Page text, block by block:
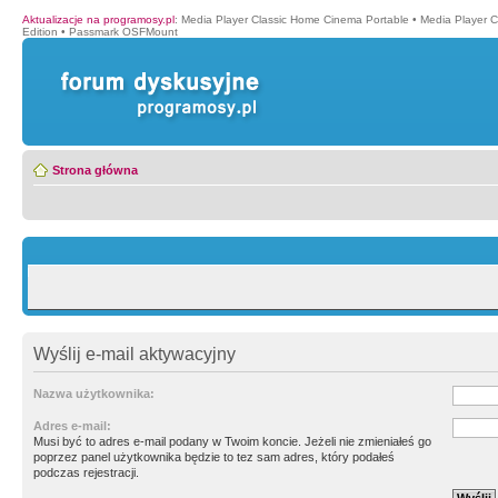
Aktualizacje na programosy.pl: Media Player Classic Home Cinema Portable • Media Player
Edition • Passmark OSFMount
Strona główna
Wyślij e-mail aktywacyjny
Nazwa użytkownika:
Adres e-mail:
Musi być to adres e-mail podany w Twoim koncie. Jeżeli nie zmieniałeś go
poprzez panel użytkownika będzie to tez sam adres, który podałeś
podczas rejestracji.